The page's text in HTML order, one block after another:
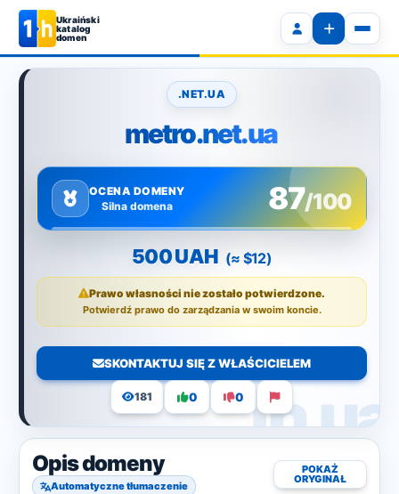
Ukraiński
katalog
domen
.NET.UA
metro.net.ua
OCENA DOMENY
Silna domena
87/100
500 UAH (≈ $12)
Prawo własności nie zostało potwierdzone.
Potwierdź prawo do zarządzania w swoim koncie.
SKONTAKTUJ SIĘ Z WŁAŚCICIELEM
181 0 0
Opis domeny
Automatyczne tłumaczenie
POKAŻ
ORYGINAŁ